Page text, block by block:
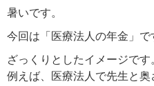
暑いです。
今回は「医療法人の年金」で
ざっくりとしたイメージです
例えば、医療法人で先生と